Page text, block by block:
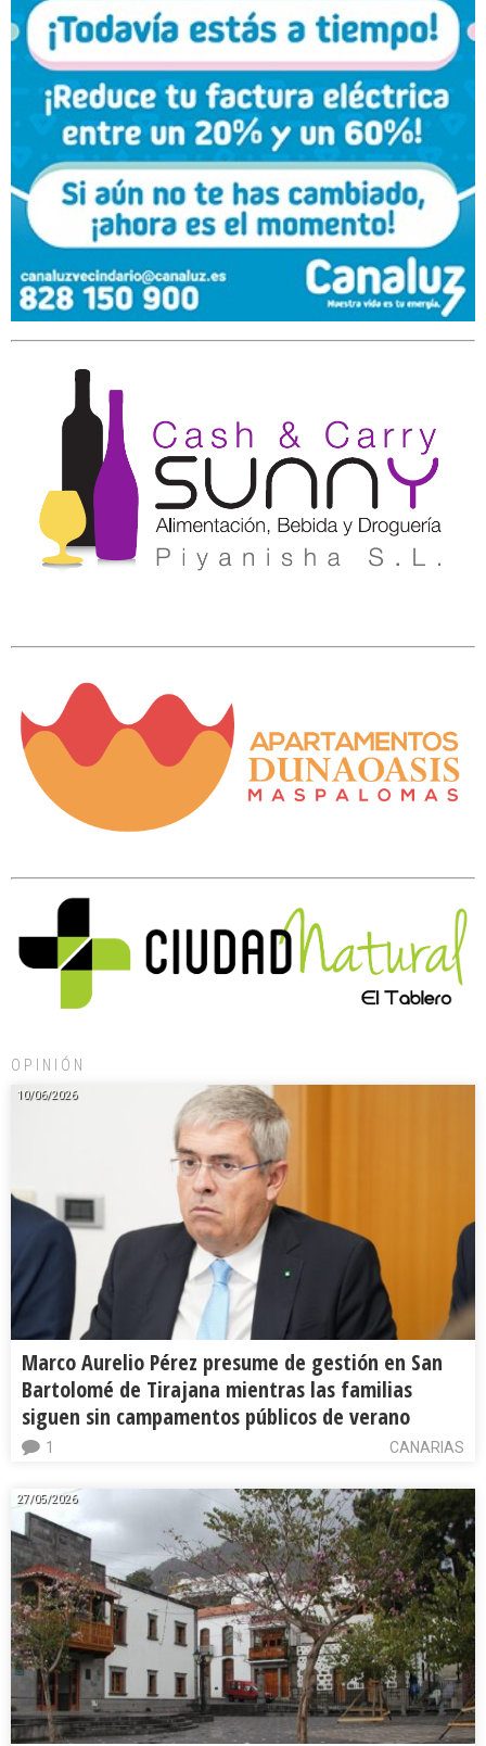
OPINIÓN
10/06/2026
Marco Aurelio Pérez presume de gestión en San
Bartolomé de Tirajana mientras las familias
siguen sin campamentos públicos de verano
CANARIAS
1
27/05/2026